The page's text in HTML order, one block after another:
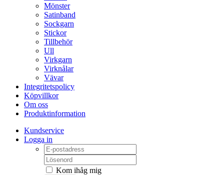
Mönster
Satinband
Sockgarn
Stickor
Tillbehör
Ull
Virkgarn
Virknålar
Vävar
Integritetspolicy
Köpvillkor
Om oss
Produktinformation
Kundservice
Logga in
Kom ihåg mig